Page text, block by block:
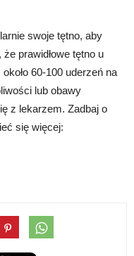
swoje tętno, aby
prawidłowe tętno u
60-100 uderzeń na
lub obawy
z lekarzem. Zadbaj o
się więcej: